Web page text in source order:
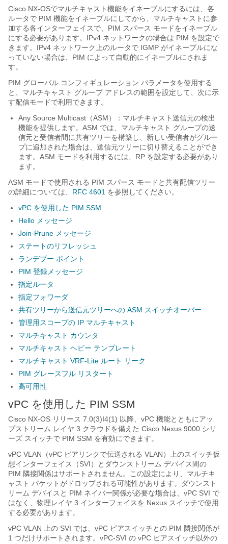
Cisco NX-OSでマルチキャスト機能をイネーブルにするには、各
ルータで PIM 機能をイネーブルにしてから、マルチキャストに参
加する各インターフェイスで、PIM スパース モードをイネーブル
にする必要があります。IPv4 ネットワークの場合は PIM を設定で
きます。IPv4 ネットワーク上のルータで IGMP がイネーブルにな
っていない場合は、PIM によって自動的にイネーブルにされま
す。
PIM グローバル コンフィギュレーション パラメータを使用する
と、マルチキャスト グループ アドレスの範囲を設定して、次に示
す配信モードで利用できます。
Any Source Multicast（ASM）：マルチキャスト送信元の検出
機能を提供します。ASM では、マルチキャスト グループの送
信元と受信者間に共有ツリーを構築し、新しい受信者がグルー
プに追加された場合は、送信元ツリーに切り替えることができ
ます。ASM モードを利用するには、RP を設定する必要があり
ます。
ASM モードで使用される PIM スパース モードと共有配信ツリー
の詳細については、 RFC 4601 を参照してください。
vPC を使用した PIM SSM
Hello メッセージ
Join-Prune メッセージ
ステートのリフレッシュ
ランデブー ポイント
PIM 登録メッセージ
指定ルータ
指定フォワーダ
共有ツリーから送信元ツリーへの ASM スイッチオーバー
管理用スコープの IP マルチキャスト
マルチキャスト カウンタ
マルチキャスト ヘビー テンプレート
マルチキャスト VRF-Lite ルート リーク
PIM グレースフル リスタート
高可用性
vPC を使用した PIM SSM
Cisco NX-OS リリース 7.0(3)I4(1) 以降、vPC 機能とともにアッ
プストリーム レイヤ 3 クラウドを備えた Cisco Nexus 9000 シリ
ーズ スイッチで PIM SSM を有効にできます。
vPC VLAN（vPC ピアリンクで伝送される VLAN）上のスイッチ仮
想インターフェイス（SVI）とダウンストリーム デバイス間の
PIM 隣接関係はサポートされません。この設定により、マルチキ
ャスト パケットがドロップされる可能性があります。ダウンスト
リーム デバイスと PIM ネイバー関係が必要な場合は、vPC SVI で
はなく、物理レイヤ 3 インターフェイスを Nexus スイッチで使用
する必要があります。
vPC VLAN 上の SVI では、vPC ピアスイッチとの PIM 隣接関係が
1 つだけサポートされます。vPC-SVI の vPC ピアスイッチ以外の